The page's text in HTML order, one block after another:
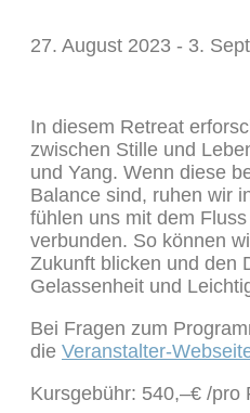
27. August 2023 - 3.
In diesem Retreat
zwischen Stille und
und Yang. Wenn diese
Balance sind, ruhen wir
fühlen uns mit dem
verbunden. So können
Zukunft blicken und den
Gelassenheit und
Bei Fragen zum
die Veranstalter-
Kursgebühr: 540,–€ /pro